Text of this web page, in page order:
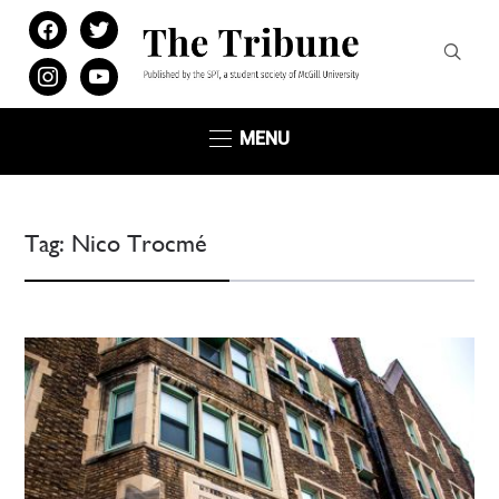
facebooktwitter
instagramyoutube
MENU
Tag: Nico Trocmé